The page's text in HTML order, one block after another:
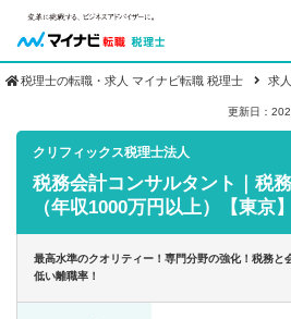
転職お役立ち情報
業界情報
税理士の転職・求人 マイナビ転職 税理士 求
更新日：
クリフィックス税理士法人
税務会計コンサルタント｜税
（年収1000万円以上）【東京】
最高水準のクオリティー！専門分野の強化！税務と
低い離職率！